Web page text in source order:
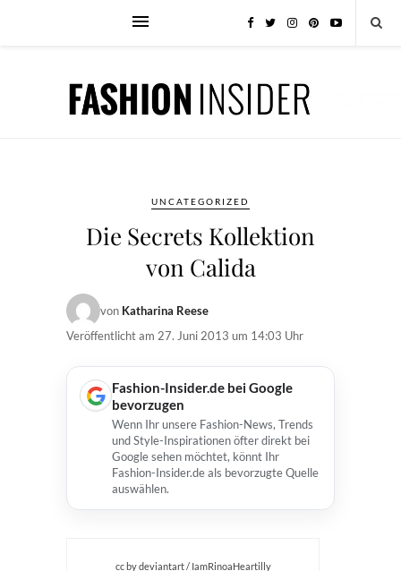
UNCATEGORIZED
Die Secrets Kollektion
von Calida
von Katharina Reese
Veröffentlicht am 27. Juni 2013 um 14:03 Uhr
Fashion-Insider.de bei Google
bevorzugen
Wenn Ihr unsere Fashion-News, Trends
und Style-Inspirationen öfter direkt bei
Google sehen möchtet, könnt Ihr
Fashion-Insider.de als bevorzugte Quelle
auswählen.
cc by deviantart / IamRinoaHeartilly